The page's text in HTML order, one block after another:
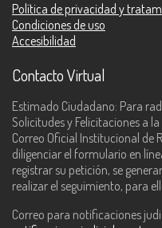
Política de privacidad y
Condiciones de uso
Accesibilidad
Contacto Virtual
Estimado Ciudadano: Para
Solicitudes y Felicitaciones a
Correo Oficial Institucional de
diligenciar el formulario en
registrar su petición, se
realizar el seguimiento, para
Correo para notificaciones